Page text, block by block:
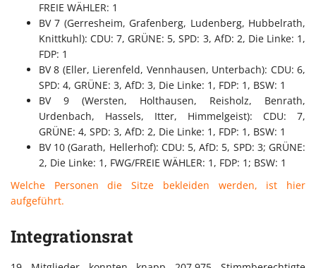
FREIE WÄHLER: 1
BV 7 (Gerresheim, Grafenberg, Ludenberg, Hubbelrath,
Knittkuhl): CDU: 7, GRÜNE: 5, SPD: 3, AfD: 2, Die Linke: 1,
FDP: 1
BV 8 (Eller, Lierenfeld, Vennhausen, Unterbach): CDU: 6,
SPD: 4, GRÜNE: 3, AfD: 3, Die Linke: 1, FDP: 1, BSW: 1
BV 9 (Wersten, Holthausen, Reisholz, Benrath,
Urdenbach, Hassels, Itter, Himmelgeist): CDU: 7,
GRÜNE: 4, SPD: 3, AfD: 2, Die Linke: 1, FDP: 1, BSW: 1
BV 10 (Garath, Hellerhof): CDU: 5, AfD: 5, SPD: 3; GRÜNE:
2, Die Linke: 1, FWG/FREIE WÄHLER: 1, FDP: 1; BSW: 1
Welche Personen die Sitze bekleiden werden, ist hier
aufgeführt.
Integrationsrat